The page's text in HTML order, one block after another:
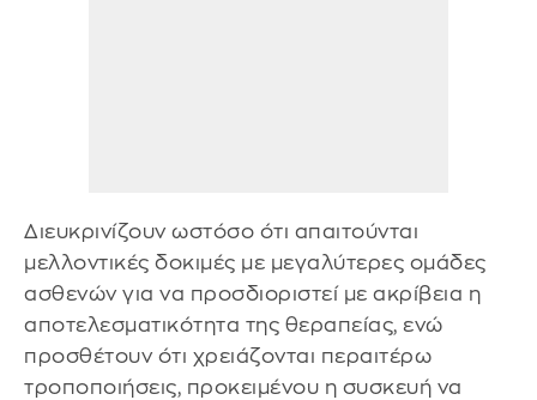
Διευκρινίζουν ωστόσο ότι απαιτούνται
μελλοντικές δοκιμές με μεγαλύτερες ομάδες
ασθενών για να προσδιοριστεί με ακρίβεια η
αποτελεσματικότητα της θεραπείας, ενώ
προσθέτουν ότι χρειάζονται περαιτέρω
τροποποιήσεις, προκειμένου η συσκευή να